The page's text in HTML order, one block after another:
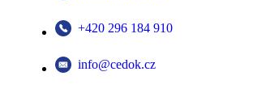
+420 296 184 910
info@cedok.cz